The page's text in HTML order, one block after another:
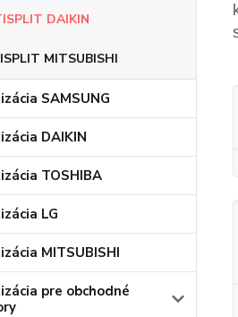
DAIKIN
MITSUBISHI
SAMSUNG
DAIKIN
TOSHIBA
LG
MITSUBISHI
pre obchodné